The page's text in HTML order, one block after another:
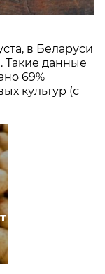
в Беларуси
Такие данные
69%
культур (с